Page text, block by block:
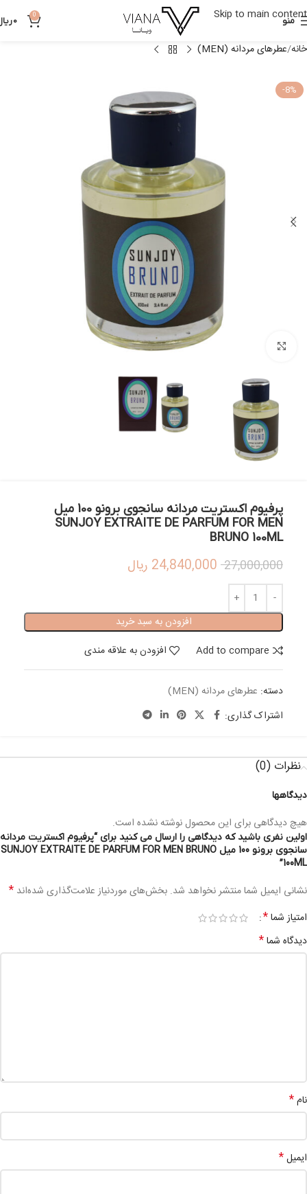
Skip to main content
منو 0
0
خانه عطرهای مردانه (MEN)
-8%
پرفیوم اکستریت مردانه سانجوی برونو 100 میل
SUNJOY EXTRAITE DE PARFUM FOR MEN
BRUNO 100ML
27,000,000
24,840,000 ریال
افزودن به سبد خرید
Add to compare
افزودن به علاقه مندی
دسته: عطرهای مردانه (MEN)
اشتراک گذاری:
نظرات (0)
دیدگاهها
هیچ دیدگاهی برای این محصول نوشته نشده است.
اولین نفری باشید که دیدگاهی را ارسال می کنید برای “پرفیوم اکستریت مردانه
سانجوی برونو 100 میل SUNJOY EXTRAITE DE PARFUM FOR MEN BRUNO
100ML”
نشانی ایمیل شما منتشر نخواهد شد. بخش‌های موردنیاز علامت‌گذاری شده‌اند *
امتیاز شما*
دیدگاه شما*
نام*
ایمیل*